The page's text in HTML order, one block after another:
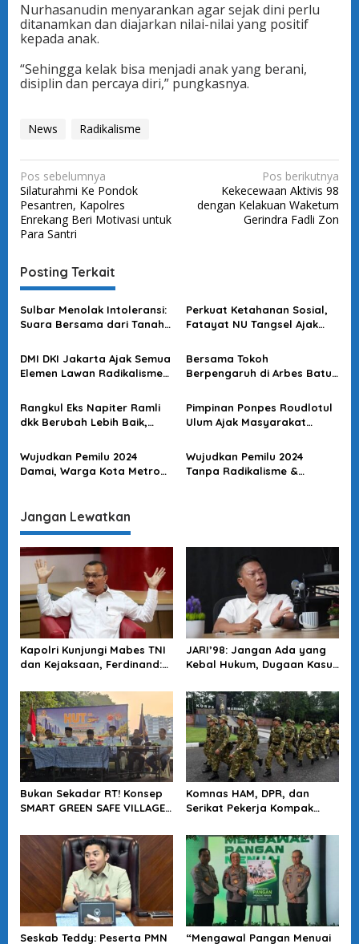
Nurhasanudin menyarankan agar sejak dini perlu
ditanamkan dan diajarkan nilai-nilai yang positif
kepada anak.
“Sehingga kelak bisa menjadi anak yang berani,
disiplin dan percaya diri,” pungkasnya.
News Radikalisme
N
a
v
i
g
a
s
i
p
o
s
Pos sebelumnya
Silaturahmi Ke Pondok
Pesantren, Kapolres
Enrekang Beri Motivasi untuk
Para Santri
Pos berikutnya
Kekecewaan Aktivis 98
dengan Kelakuan Waketum
Gerindra Fadli Zon
Posting Terkait
Sulbar Menolak Intoleransi:
Suara Bersama dari Tanah
Perkuat Ketahanan Sosial,
Fatayat NU Tangsel Ajak
Perlindungan Perempuan
DMI DKI Jakarta Ajak Semua
Elemen Lawan Radikalisme
Harmonisasi Kehidupan
Bersama Tokoh
Berpengaruh di Arbes Batu
Gandeng Semua Elemen
Jaga Stabilitas Kamtibmas
Jelang Tahun Baru
Rangkul Eks Napiter Ramli
dkk Berubah Lebih Baik,
Bermanfaat bagi Keluarga,
Masyarakat & NKRI
Pimpinan Ponpes Roudlotul
Ulum Ajak Masyarakat
Radikal, Teror dan
Intoleransi Jelang Tahun
Politik
Wujudkan Pemilu 2024
Damai, Warga Kota Metro
Intoleransi
Wujudkan Pemilu 2024
Tanpa Radikalisme &
Jangan Lewatkan
Kapolri Kunjungi Mabes TNI
dan Kejaksaan, Ferdinand:
Soliditas Antar Lembaga
JARI’98: Jangan Ada yang
Kebal Hukum, Dugaan Kasus
Tuntas
Bukan Sekadar RT! Konsep
SMART GREEN SAFE VILLAGE
Depan Kota
Komnas HAM, DPR, dan
Serikat Pekerja Kompak
KDMP Diusut
Seskab Teddy: Peserta PMN “Mengawal Pangan Menuai